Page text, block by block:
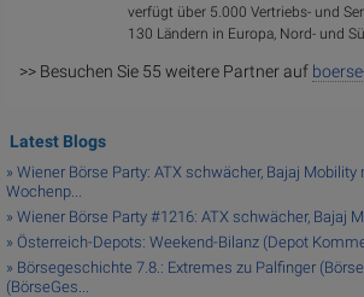
verfügt über 5.000 Vertriebs- und
130 Ländern in Europa, Nord- und
>> Besuchen Sie 55 weitere Partner auf
Latest Blogs
» Wiener Börse Party: ATX schwächer, Bajaj Mobility
Wochenp...
» Wiener Börse Party #1216: ATX schwächer, Bajaj
» Österreich-Depots: Weekend-Bilanz (Depot
» Börsegeschichte 7.8.: Extremes zu Palfinger
(BörseGes...